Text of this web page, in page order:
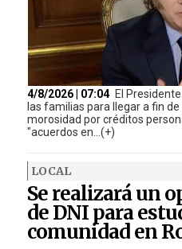
4/8/2026 | 07:04 El
las familias para llegar a fin
morosidad por créditos
"acuerdos en...(+)
LOCAL
Se realizará un
de DNI para
comunidad en